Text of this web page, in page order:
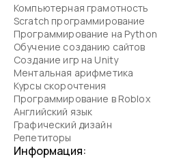
Компьютерная грамотность
Scratch программирование
Программирование на Python
Обучение созданию сайтов
Создание игр на Unity
Ментальная арифметика
Курсы скорочтения
Программирование в Roblox
Английский язык
Графический дизайн
Репетиторы
Информация: